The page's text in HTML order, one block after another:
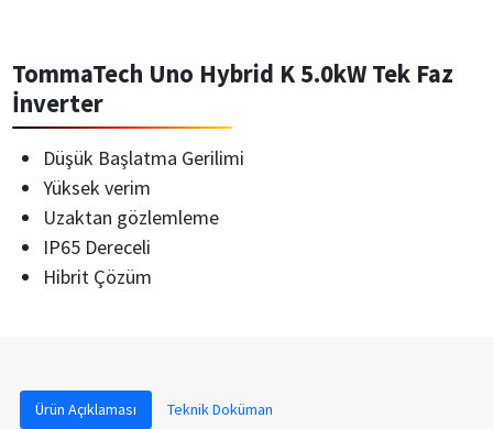
TommaTech Uno Hybrid K 5.0kW Tek Faz
İnverter
Düşük Başlatma Gerilimi
Yüksek verim
Uzaktan gözlemleme
IP65 Dereceli
Hibrit Çözüm
Ürün Açıklaması Teknik Doküman